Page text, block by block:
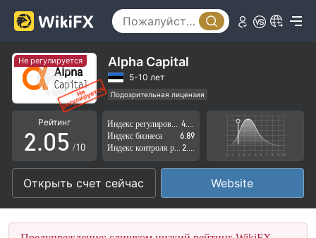
Не регулируется Alpha Capital
5-10 лет
Подозрительная лицензия
Регион деятельности подозрителен
Высокие потенциальные риски
Рейтинг
0
1
2
3
4
5
.0
1
2
3
1
2
3
4
5
6
7
8
/10
Индекс бизнеса
6.89
Открыть счет сейчас Website